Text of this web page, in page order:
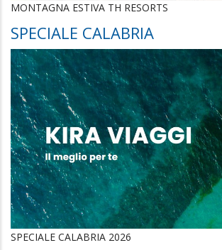
MONTAGNA ESTIVA TH RESORTS
SPECIALE CALABRIA
SPECIALE CALABRIA 2026